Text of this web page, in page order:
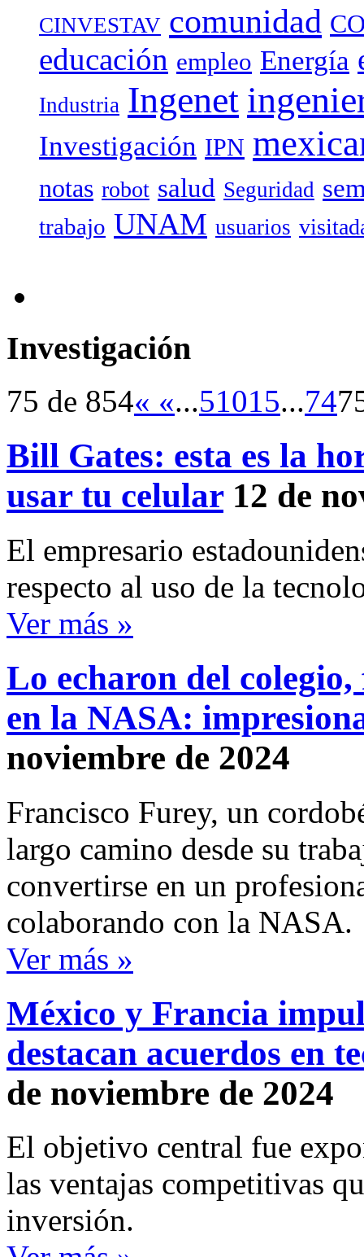
CINVESTAV comunidad
educación empleo Energía
Industria Ingenet
Investigación IPN
notas robot salud Seguridad
trabajo UNAM usuarios
Investigación
75 de 854« «...51015...74
Bill Gates: esta es la
usar tu celular 12 de
El empresario
respecto al uso de la
Ver más »
Lo echaron del
en la NASA:
noviembre de 2024
Francisco Furey, un
largo camino desde su
convertirse en un
colaborando con la NASA.
Ver más »
México y Francia
destacan acuerdos en
de noviembre de 2024
El objetivo central fue
las ventajas competitivas
inversión.